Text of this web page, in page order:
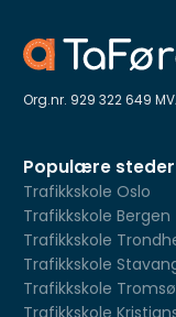
Org.nr. 929 322 649
Populære steder
Trafikkskole Oslo
Trafikkskole Bergen
Trafikkskole
Trafikkskole
Trafikkskole Tromsø